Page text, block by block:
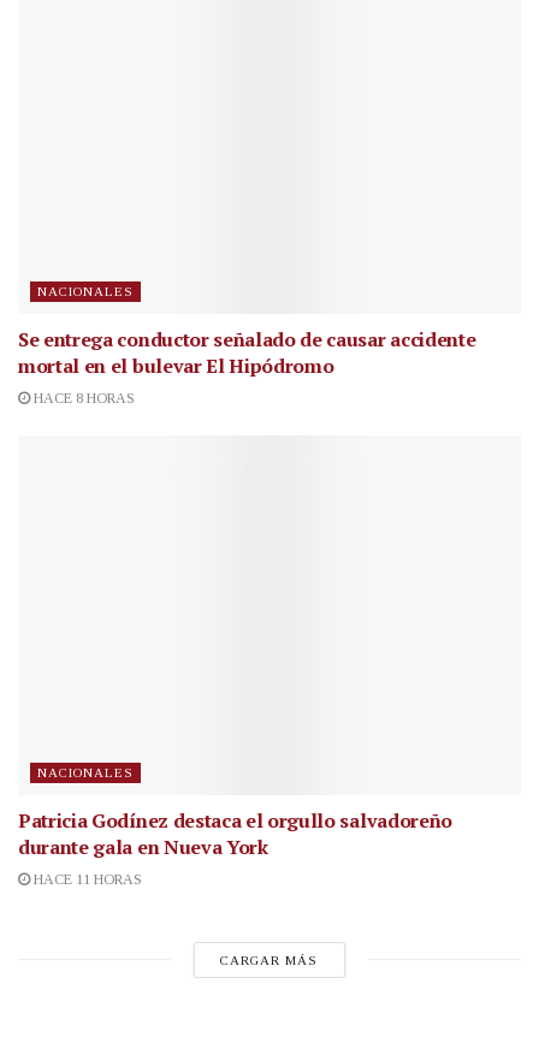
NACIONALES
Se entrega conductor señalado de causar accidente
mortal en el bulevar El Hipódromo
HACE 8 HORAS
NACIONALES
Patricia Godínez destaca el orgullo salvadoreño
durante gala en Nueva York
HACE 11 HORAS
CARGAR MÁS